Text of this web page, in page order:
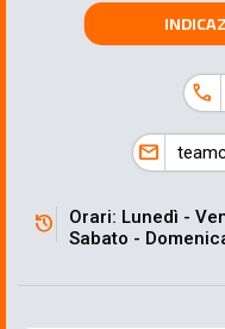
call
mail
history
Orari: Lunedì -
Sabato -